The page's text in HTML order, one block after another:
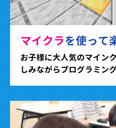
マイクラを使って
お子様に大人気のマイン
しみながらプログラミン